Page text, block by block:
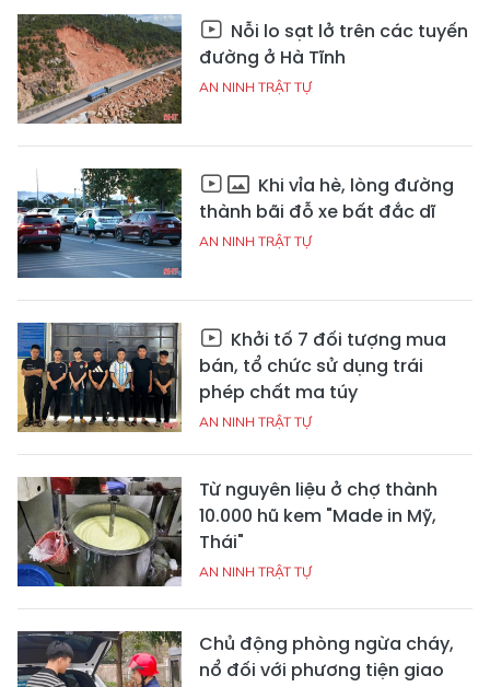
Nỗi lo sạt lở trên các tuyến
đường ở Hà Tĩnh
AN NINH TRẬT TỰ
Khi vỉa hè, lòng đường
thành bãi đỗ xe bất đắc dĩ
AN NINH TRẬT TỰ
Khởi tố 7 đối tượng mua
bán, tổ chức sử dụng trái
phép chất ma túy
AN NINH TRẬT TỰ
Từ nguyên liệu ở chợ thành
10.000 hũ kem "Made in Mỹ,
Thái"
AN NINH TRẬT TỰ
Chủ động phòng ngừa cháy,
nổ đối với phương tiện giao